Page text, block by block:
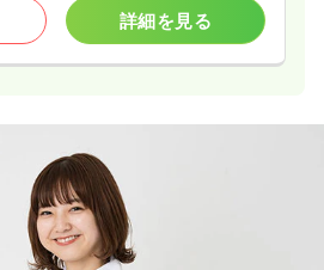
詳細を見る